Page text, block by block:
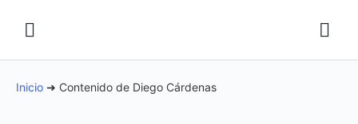
Inicio ➜ Contenido de Diego Cárdenas